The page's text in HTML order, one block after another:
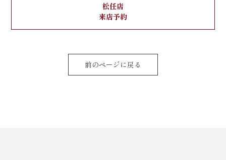
松任店
来店予約
前のページに戻る